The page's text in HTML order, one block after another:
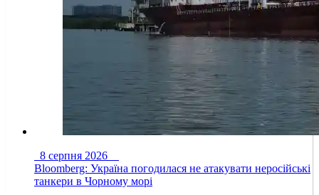
8 серпня 2026
Bloomberg: Україна погодилася не атакувати неросійські
танкери в Чорному морі